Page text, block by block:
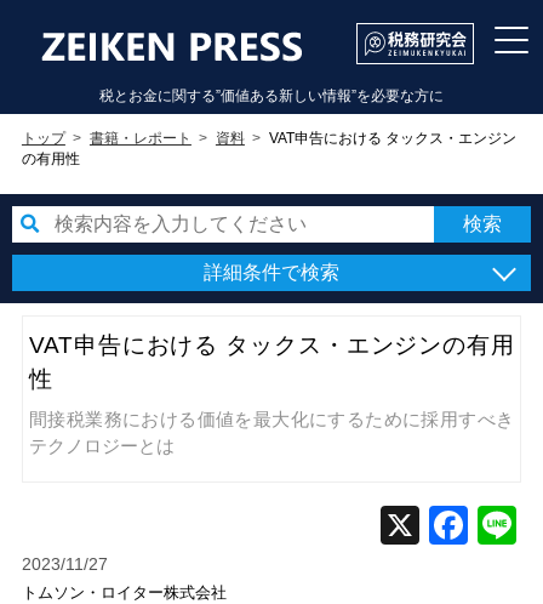
税とお金に関する”価値ある新しい情報”を必要な方に
トップ 書籍・レポート 資料
VAT申告における タックス・エンジン
の有用性
詳細条件で検索
VAT申告における タックス・エンジンの有用
性
間接税業務における価値を最大化にするために採用すべき
テクノロジーとは
2023/11/27
トムソン・ロイター株式会社